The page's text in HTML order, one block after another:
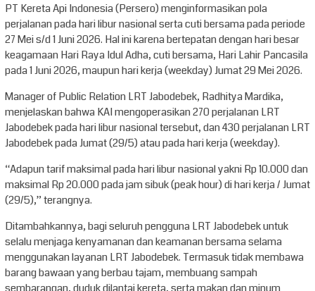
PT Kereta Api Indonesia (Persero) menginformasikan pola
perjalanan pada hari libur nasional serta cuti bersama pada periode
27 Mei s/d 1 Juni 2026. Hal ini karena bertepatan dengan hari besar
keagamaan Hari Raya Idul Adha, cuti bersama, Hari Lahir Pancasila
pada 1 Juni 2026, maupun hari kerja (weekday) Jumat 29 Mei 2026.
Manager of Public Relation LRT Jabodebek, Radhitya Mardika,
menjelaskan bahwa KAI mengoperasikan 270 perjalanan LRT
Jabodebek pada hari libur nasional tersebut, dan 430 perjalanan LRT
Jabodebek pada Jumat (29/5) atau pada hari kerja (weekday).
“Adapun tarif maksimal pada hari libur nasional yakni Rp 10.000 dan
maksimal Rp 20.000 pada jam sibuk (peak hour) di hari kerja / Jumat
(29/5),” terangnya.
Ditambahkannya, bagi seluruh pengguna LRT Jabodebek untuk
selalu menjaga kenyamanan dan keamanan bersama selama
menggunakan layanan LRT Jabodebek. Termasuk tidak membawa
barang bawaan yang berbau tajam, membuang sampah